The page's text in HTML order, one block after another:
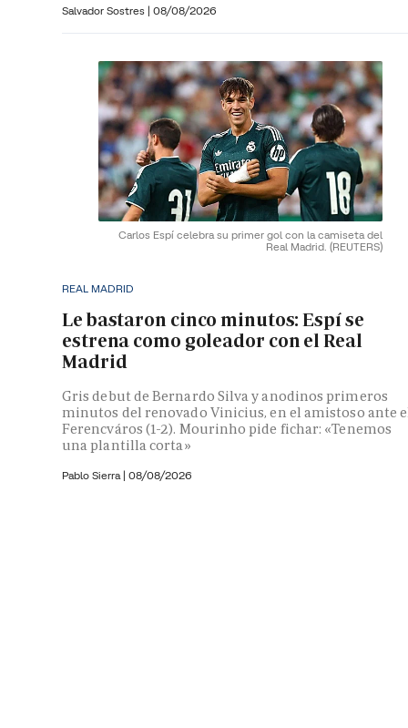
Salvador Sostres | 08/08/2026
Carlos Espí celebra su primer gol con la camiseta del
Real Madrid. (REUTERS)
REAL MADRID
Le bastaron cinco minutos: Espí se
estrena como goleador con el Real
Madrid
Gris debut de Bernardo Silva y anodinos primeros
minutos del renovado Vinicius, en el amistoso ante
Ferencváros (1-2). Mourinho pide fichar: «Tenemos
una plantilla corta»
Pablo Sierra | 08/08/2026